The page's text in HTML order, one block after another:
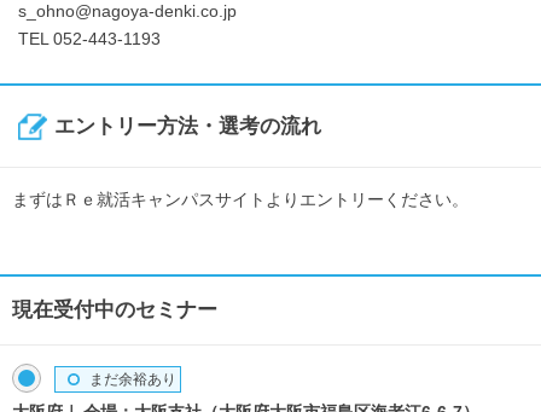
s_ohno@nagoya-denki.co.jp
TEL 052-443-1193
エントリー方法・選考の流れ
まずはＲｅ就活キャンパスサイトよりエントリーください。
現在受付中のセミナー
まだ余裕あり